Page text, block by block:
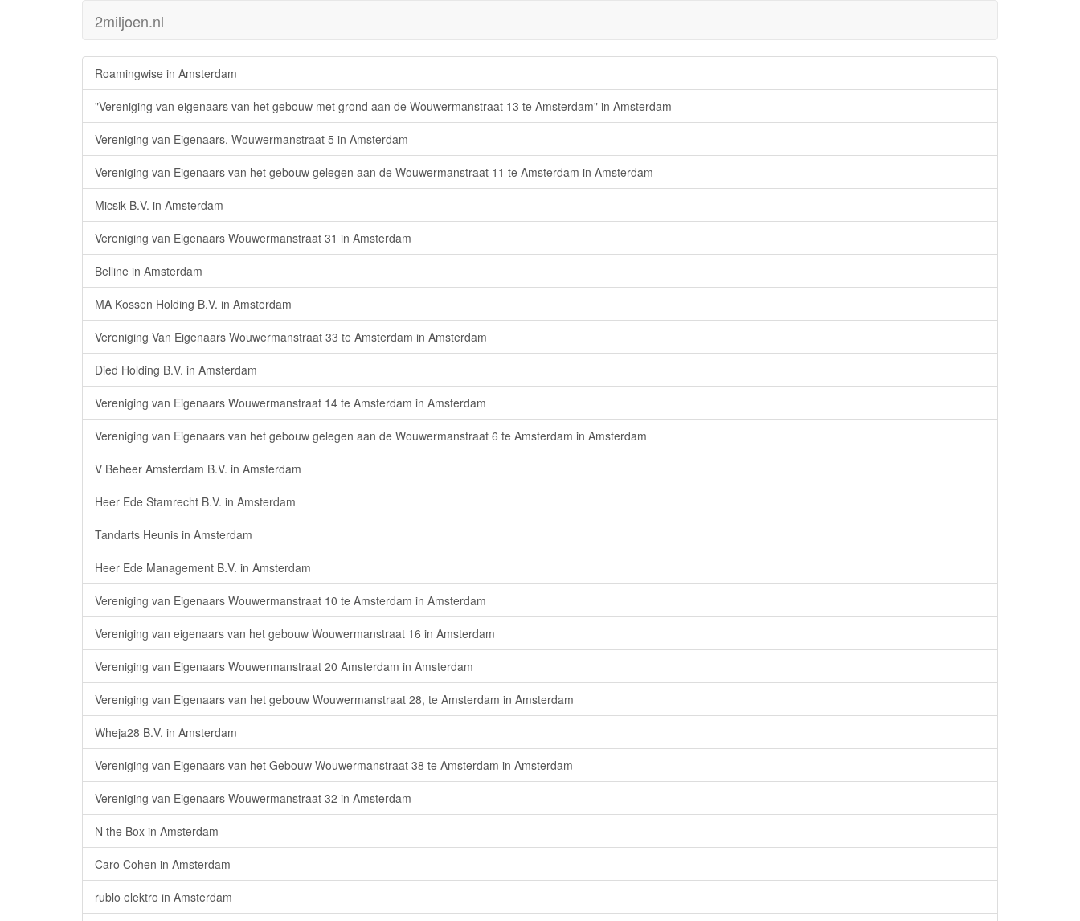
2miljoen.nl
Roamingwise in Amsterdam
"Vereniging van eigenaars van het gebouw met grond aan de Wouwermanstraat 13 te Amsterdam" in Amsterdam
Vereniging van Eigenaars, Wouwermanstraat 5 in Amsterdam
Vereniging van Eigenaars van het gebouw gelegen aan de Wouwermanstraat 11 te Amsterdam in Amsterdam
Micsik B.V. in Amsterdam
Vereniging van Eigenaars Wouwermanstraat 31 in Amsterdam
Belline in Amsterdam
MA Kossen Holding B.V. in Amsterdam
Vereniging Van Eigenaars Wouwermanstraat 33 te Amsterdam in Amsterdam
Died Holding B.V. in Amsterdam
Vereniging van Eigenaars Wouwermanstraat 14 te Amsterdam in Amsterdam
Vereniging van Eigenaars van het gebouw gelegen aan de Wouwermanstraat 6 te Amsterdam in Amsterdam
V Beheer Amsterdam B.V. in Amsterdam
Heer Ede Stamrecht B.V. in Amsterdam
Tandarts Heunis in Amsterdam
Heer Ede Management B.V. in Amsterdam
Vereniging van Eigenaars Wouwermanstraat 10 te Amsterdam in Amsterdam
Vereniging van eigenaars van het gebouw Wouwermanstraat 16 in Amsterdam
Vereniging van Eigenaars Wouwermanstraat 20 Amsterdam in Amsterdam
Vereniging van Eigenaars van het gebouw Wouwermanstraat 28, te Amsterdam in Amsterdam
Wheja28 B.V. in Amsterdam
Vereniging van Eigenaars van het Gebouw Wouwermanstraat 38 te Amsterdam in Amsterdam
Vereniging van Eigenaars Wouwermanstraat 32 in Amsterdam
N the Box in Amsterdam
Caro Cohen in Amsterdam
rublo elektro in Amsterdam